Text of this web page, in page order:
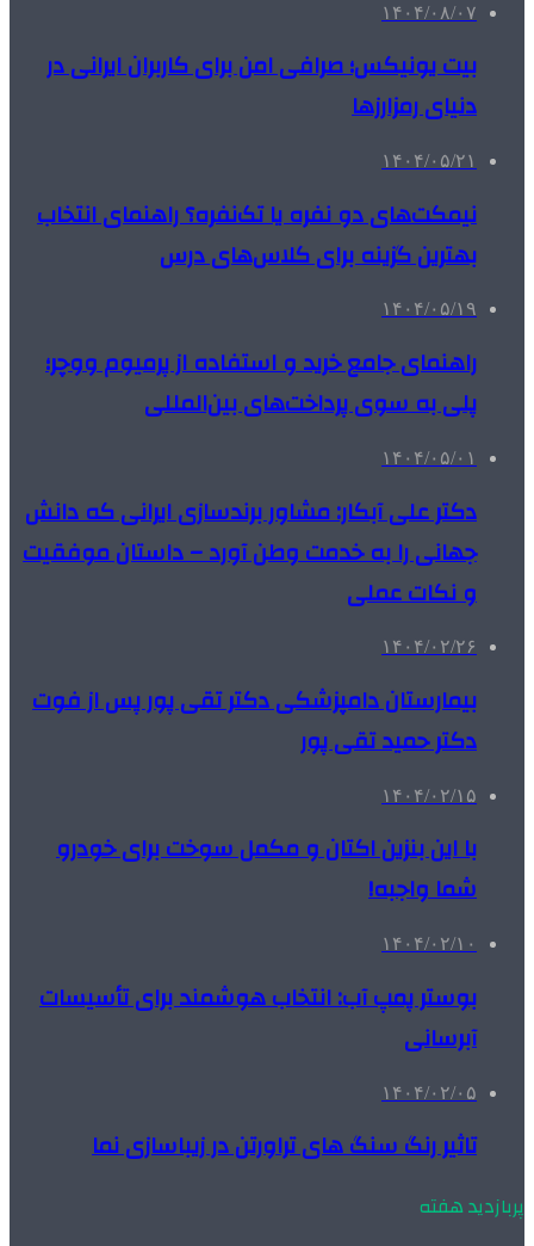
۱۴۰۴/۰۸/۰۷
بیت یونیکس؛ صرافی امن برای کاربران ایرانی در
دنیای رمزارزها
۱۴۰۴/۰۵/۲۱
نیمکت‌های دو نفره یا تک‌نفره؟ راهنمای انتخاب
بهترین گزینه برای کلاس‌های درس
۱۴۰۴/۰۵/۱۹
راهنمای جامع خرید و استفاده از پرمیوم ووچر؛
پلی به سوی پرداخت‌های بین‌المللی
۱۴۰۴/۰۵/۰۱
دکتر علی آبکار: مشاور برندسازی ایرانی که دانش
جهانی را به خدمت وطن آورد – داستان موفقیت
و نکات عملی
۱۴۰۴/۰۲/۲۶
بیمارستان دامپزشکی دکتر تقی پور پس از فوت
دکتر حمید تقی پور
۱۴۰۴/۰۲/۱۵
با این بنزین اکتان و مکمل سوخت برای خودرو
شما واجبه!
۱۴۰۴/۰۲/۱۰
بوستر پمپ آب: انتخاب هوشمند برای تأسیسات
آبرسانی
۱۴۰۴/۰۲/۰۵
تاثیر رنگ سنگ های تراورتن در زیباسازی نما
پربازدید هفته